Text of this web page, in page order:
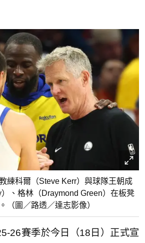
練科爾（Steve Kerr）與球隊王朝成
、格林（Draymond Green）在板凳
（圖／路透／達志影像）
26賽季於今日（18日）正式宣